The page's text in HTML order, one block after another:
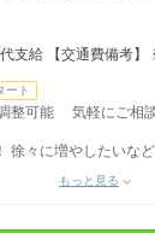
支給 【交通費備考
ート
整可能 気軽にご相
々に増やしたいな
もっと見る